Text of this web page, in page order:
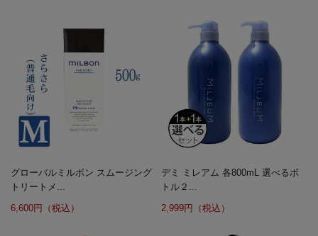
グローバルミルボン スムージング
トリートメ...
6,600円（税込）
デミ ミレアム 各800mL 選べるボ
トル２...
2,999円（税込）